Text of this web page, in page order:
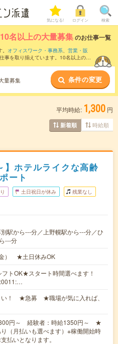
気になる! ログイン 検索
10名以上の大量募集のお仕事一覧
オフィスワーク・事務系、 営業・販
事を取り揃えています。10名以上の大
量募集 条件の変更
平均時給: 1,300 円
新着順 時給順
】ホテルライクな高齢
ート
土日祝日が休み 残業なし
駅から---分／上野幌駅から---分／ひ
---分
） ★土日休みOK
トOK★スタート時間選べます！
い！ ★急募 ★職場が気に入れば、
円～ 経験者：時給1350円～ ★
（月払いも選べます）※稼働開始時
払いとなります。